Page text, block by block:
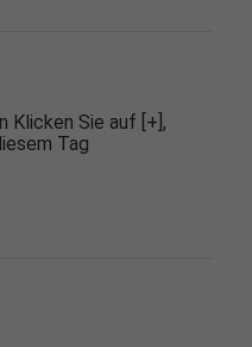
Klicken Sie auf [+],
Tag